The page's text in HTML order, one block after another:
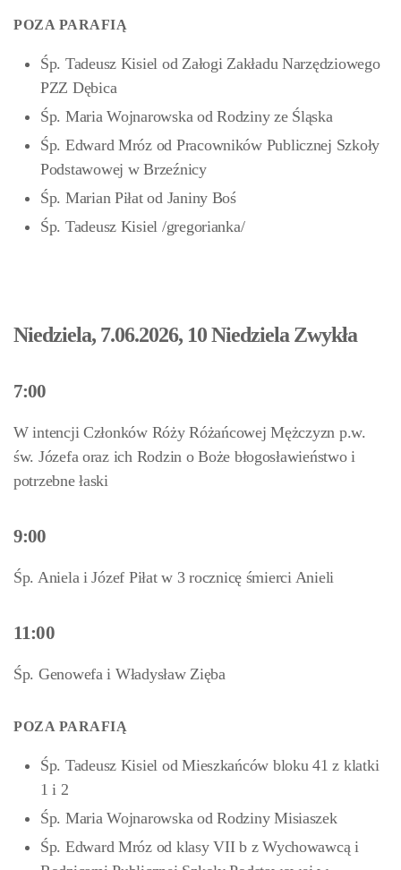
POZA PARAFIĄ
Śp. Tadeusz Kisiel od Załogi Zakładu Narzędziowego
PZZ Dębica
Śp. Maria Wojnarowska od Rodziny ze Śląska
Śp. Edward Mróz od Pracowników Publicznej Szkoły
Podstawowej w Brzeźnicy
Śp. Marian Piłat od Janiny Boś
Śp. Tadeusz Kisiel /gregorianka/
Niedziela, 7.06.2026, 10 Niedziela Zwykła
7:00
W intencji Członków Róży Różańcowej Mężczyzn p.w.
św. Józefa oraz ich Rodzin o Boże błogosławieństwo i
potrzebne łaski
9:00
Śp. Aniela i Józef Piłat w 3 rocznicę śmierci Anieli
11:00
Śp. Genowefa i Władysław Zięba
POZA PARAFIĄ
Śp. Tadeusz Kisiel od Mieszkańców bloku 41 z klatki
1 i 2
Śp. Maria Wojnarowska od Rodziny Misiaszek
Śp. Edward Mróz od klasy VII b z Wychowawcą i